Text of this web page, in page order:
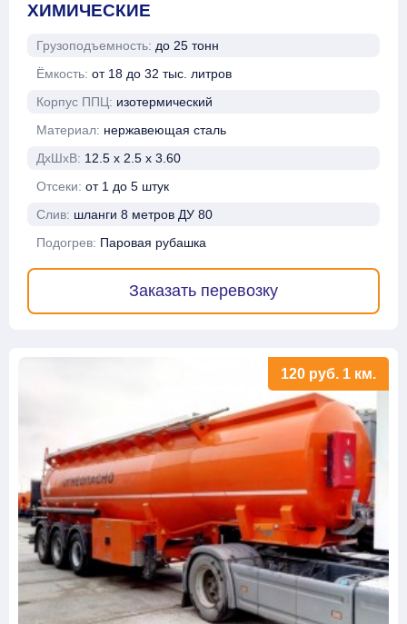
ХИМИЧЕСКИЕ
Грузоподъемность: до 25 тонн
Ёмкость: от 18 до 32 тыс. литров
Корпус ППЦ: изотермический
Материал: нержавеющая сталь
ДхШхВ: 12.5 х 2.5 х 3.60
Отсеки: от 1 до 5 штук
Слив: шланги 8 метров ДУ 80
Подогрев: Паровая рубашка
Заказать перевозку
120 руб. 1 км.